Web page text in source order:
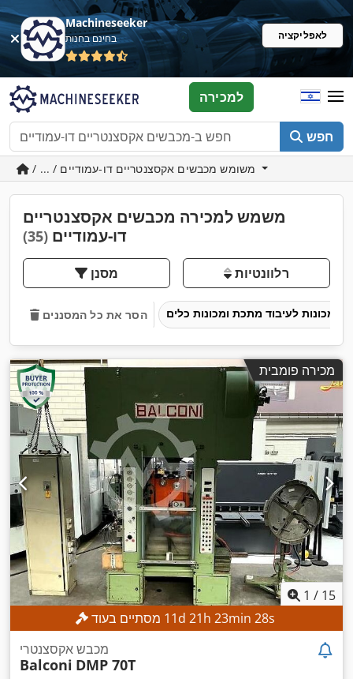
Machineseeker
בחינם בחנות לאפליקציה
חפש
למכירה
משמש למכירה מכבשים אקסצנטריים
דו-עמודיים (35)
מסנן רלוונטיות
הסר את כל המסננים
מכירה פומבית
1 / 15
11d 21h 23min 26s
מכבש אקסצנטרי
Balconi DMP 70T